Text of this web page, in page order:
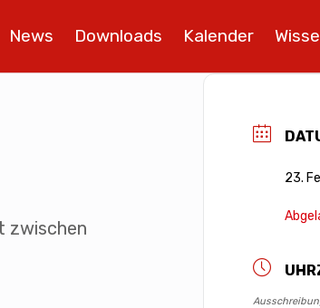
News Downloads Kalender
zwischen
23.